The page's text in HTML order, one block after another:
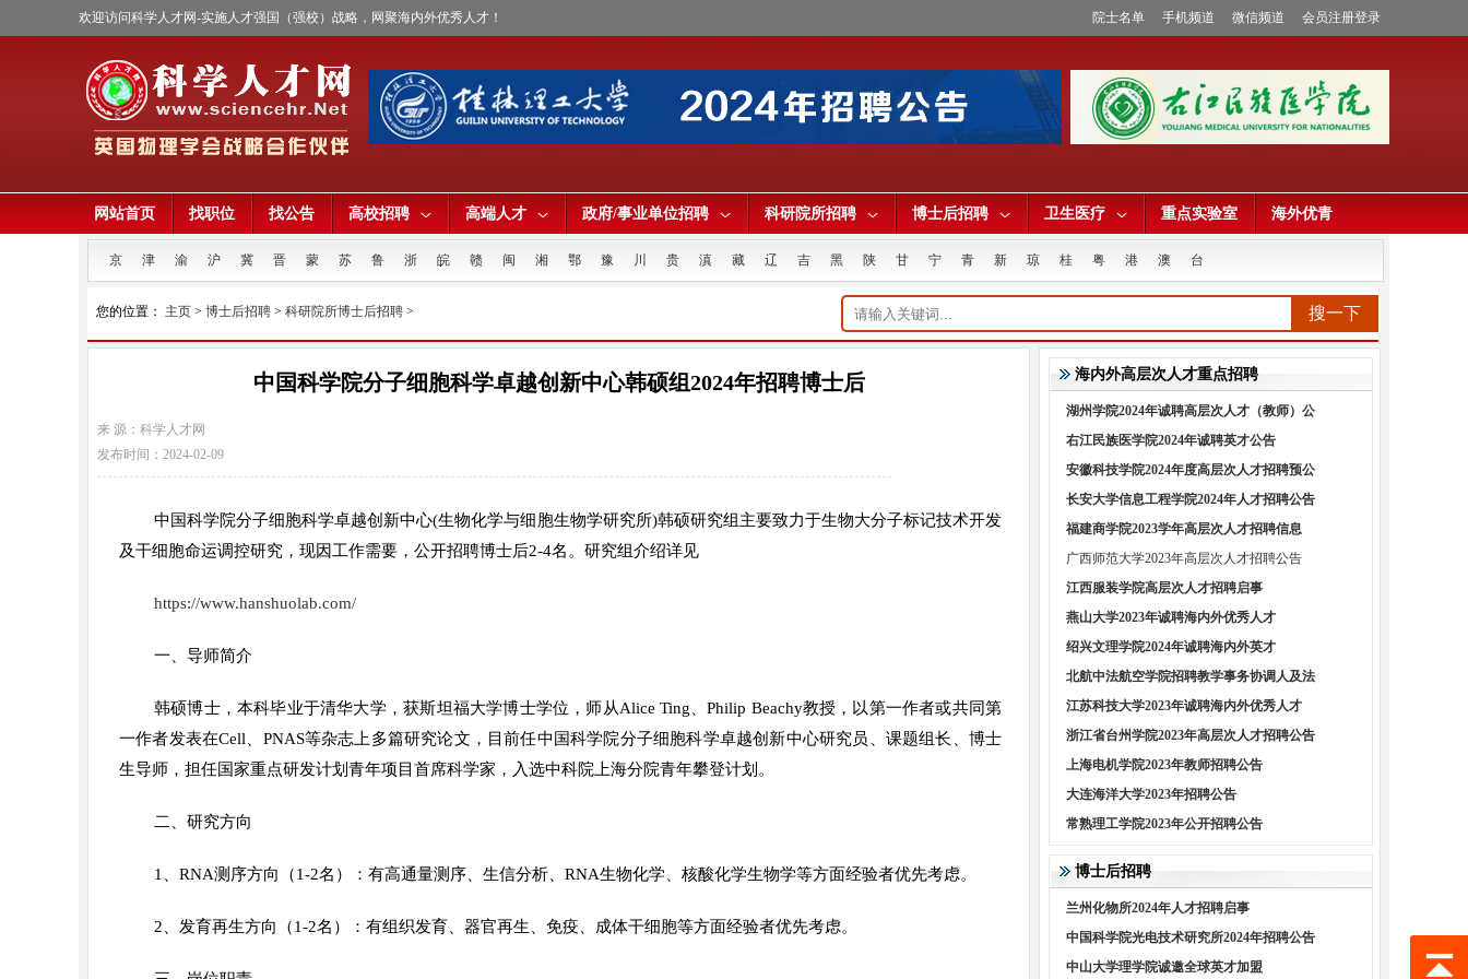
院士名单 手机频道 微信频道 会员注册登录
欢迎访问科学人才网-实施人才强国（强校）战略，网聚海内外优秀人才！
网站首页 找职位 找公告 高校招聘 高端人才 政府/事业单位招聘 科研院所招聘 博士后招聘 卫生医疗 重点实验室 海外优青
京 津 渝 沪 冀 晋 蒙 苏 鲁 浙 皖 赣 闽 湘 鄂 豫 川 贵 滇 藏 辽 吉 黑 陕 甘 宁 青 新 琼 桂 粤 港 澳 台
搜一下
您的位置： 主页 > 博士后招聘 > 科研院所博士后招聘 >
中国科学院分子细胞科学卓越创新中心韩硕组2024年招聘博士后
来 源：科学人才网
发布时间：2024-02-09
中国科学院分子细胞科学卓越创新中心(生物化学与细胞生物学研究所)韩硕研究组主要致力于生物大分子标记技术开发
及干细胞命运调控研究，现因工作需要，公开招聘博士后2-4名。研究组介绍详见
https://www.hanshuolab.com/
一、导师简介
韩硕博士，本科毕业于清华大学，获斯坦福大学博士学位，师从Alice Ting、Philip Beachy教授，以第一作者或共同第
一作者发表在Cell、PNAS等杂志上多篇研究论文，目前任中国科学院分子细胞科学卓越创新中心研究员、课题组长、博士
生导师，担任国家重点研发计划青年项目首席科学家，入选中科院上海分院青年攀登计划。
二、研究方向
1、RNA测序方向（1-2名）：有高通量测序、生信分析、RNA生物化学、核酸化学生物学等方面经验者优先考虑。
2、发育再生方向（1-2名）：有组织发育、器官再生、免疫、成体干细胞等方面经验者优先考虑。
海内外高层次人才重点招聘
湖州学院2024年诚聘高层次人才（教师）公
右江民族医学院2024年诚聘英才公告
安徽科技学院2024年度高层次人才招聘预公
长安大学信息工程学院2024年人才招聘公告
福建商学院2023学年高层次人才招聘信息
广西师范大学2023年高层次人才招聘公告
江西服装学院高层次人才招聘启事
燕山大学2023年诚聘海内外优秀人才
绍兴文理学院2024年诚聘海内外英才
北航中法航空学院招聘教学事务协调人及法
江苏科技大学2023年诚聘海内外优秀人才
浙江省台州学院2023年高层次人才招聘公告
上海电机学院2023年教师招聘公告
大连海洋大学2023年招聘公告
常熟理工学院2023年公开招聘公告
博士后招聘
兰州化物所2024年人才招聘启事
中国科学院光电技术研究所2024年招聘公告
中山大学理学院诚邀全球英才加盟